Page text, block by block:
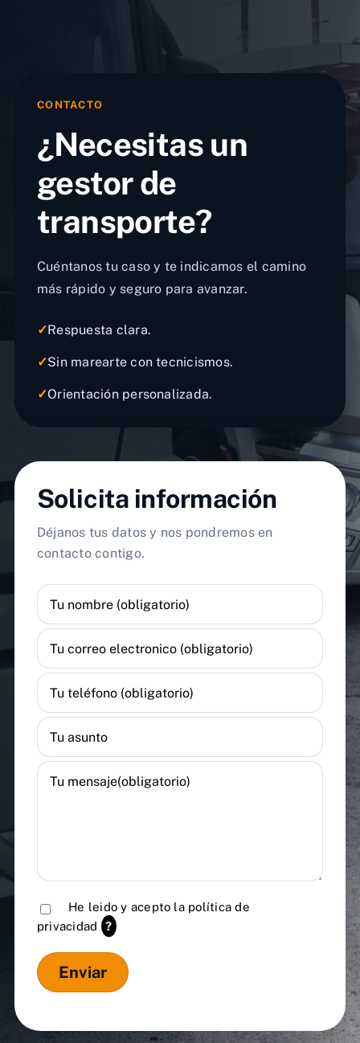
CONTACTO
¿Necesitas un
gestor de
transporte?
Cuéntanos tu caso y te indicamos el camino
más rápido y seguro para avanzar.
✓Respuesta clara.
✓Sin marearte con tecnicismos.
✓Orientación personalizada.
Solicita información
Déjanos tus datos y nos pondremos en
contacto contigo.
He leido y acepto la política de
privacidad
?